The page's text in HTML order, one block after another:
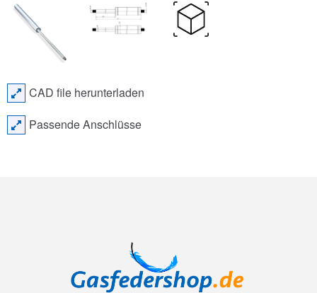
CAD file herunterladen
Passende Anschlüsse